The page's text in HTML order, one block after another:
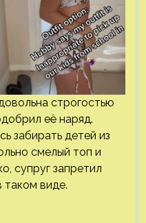
строгостью
её наряд.
забирать детей из
смелый топ и
супруг запретил
таком виде.